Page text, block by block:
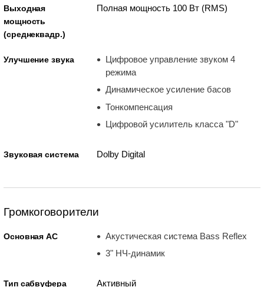
Выходная
мощность
(среднеквадр.)
Полная мощность 100 Вт (RMS)
Улучшение звука
Цифровое управление звуком 4
режима
Динамическое усиление басов
Тонкомпенсация
Цифровой усилитель класса "D"
Звуковая система Dolby Digital
Громкоговорители
Основная АС
Акустическая система Bass Reflex
3" НЧ-динамик
Тип сабвуфера Активный